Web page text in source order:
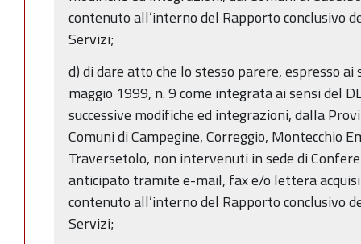
contenuto all’interno del Rapporto conclusivo
Servizi;
d) di dare atto che lo stesso parere, espresso ai
maggio 1999, n. 9 come integrata ai sensi del
successive modifiche ed integrazioni, dalla
Comuni di Campegine, Correggio, Montecchio
Traversetolo, non intervenuti in sede di
anticipato tramite e-mail, fax e/o lettera
contenuto all’interno del Rapporto conclusivo
Servizi;